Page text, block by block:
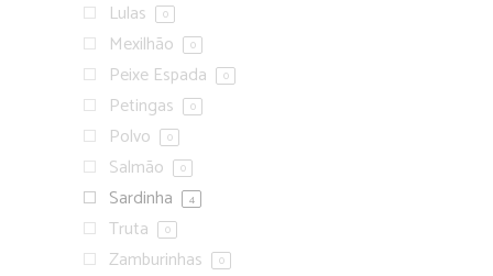
Lulas 0
Mexilhão 0
Peixe Espada 0
Petingas 0
Polvo 0
Salmão 0
Sardinha 4
Truta 0
Zamburinhas 0